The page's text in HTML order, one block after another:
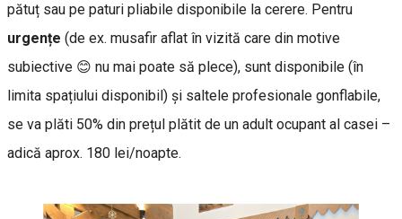
pătuț sau pe paturi pliabile disponibile la cerere. Pentru
urgențe (de ex. musafir aflat în vizită care din motive
subiective 😊 nu mai poate să plece), sunt disponibile (în
limita spațiului disponibil) și saltele profesionale gonflabile,
se va plăti 50% din prețul plătit de un adult ocupant al casei –
adică aprox. 180 lei/noapte.